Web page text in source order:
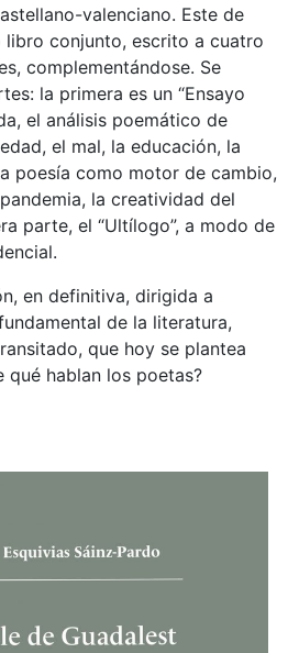
valenciano. Este de
libro conjunto, escrito a cuatro
complementándose. Se
la primera es un “Ensayo
el análisis poemático de
el mal, la educación, la
poesía como motor de cambio,
la creatividad del
parte, el “Ultílogo”, a modo de
en definitiva, dirigida a
de la literatura,
que hoy se plantea
qué hablan los poetas?